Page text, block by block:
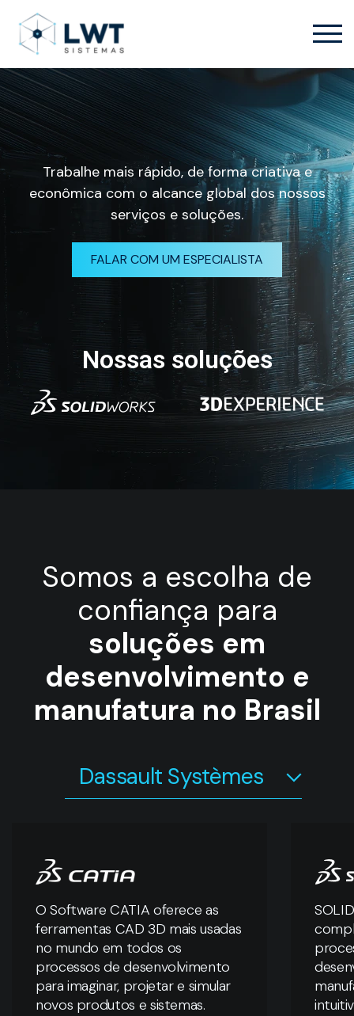
Trabalhe mais rápido, de forma criativa e
econômica com o alcance global dos nossos
serviços e soluções.
FALAR COM UM ESPECIALISTA
Nossas soluções
Somos a escolha de
confiança para
soluções em
desenvolvimento e
manufatura no Brasil
Dassault Systèmes
O Software CATIA oferece as
ferramentas CAD 3D mais usadas
no mundo em todos os
processos de desenvolvimento
para imaginar, projetar e simular
novos produtos e sistemas.